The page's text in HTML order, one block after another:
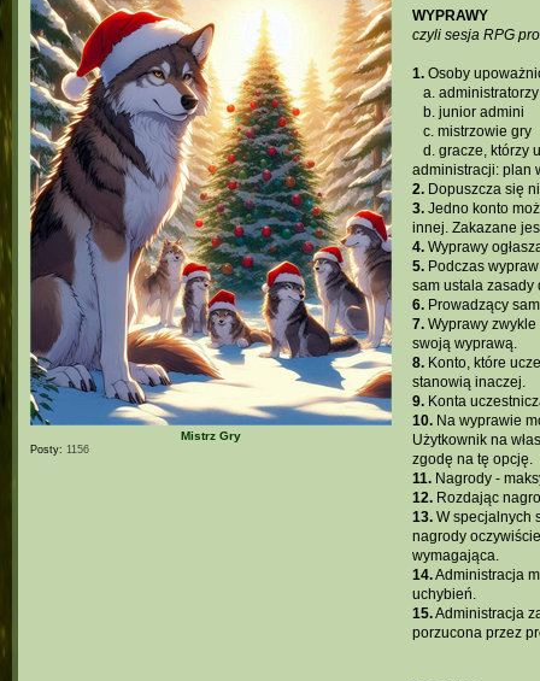
Mistrz Gry
Posty: 1156
s
WYPRAWY
czyli sesja RPG
1.Osoby
a. administratorzy
b. junior admini
c. mistrzowie gry
d. gracze, którzy
administracji: plan
2.Dopuszcza się
3.Jedno konto
innej. Zakazane
4.Wyprawy
5.Podczas wypraw
sam ustala zasady
6.Prowadzący
7.Wyprawy zwykle
swoją wyprawą.
8.Konto, które
stanowią inaczej.
9.Konta
10.Na wyprawie
Użytkownik na
zgodę na tę opcję.
11.Nagrody -
12.Rozdając
13.W specjalnych
nagrody
wymagająca.
14.Administracja
uchybień.
15.Administracja
porzucona przez